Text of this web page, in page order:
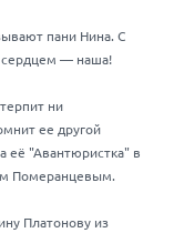
пани Нина. С
сердцем — наша!
ни
ее другой
её "Авантюристка" в
Померанцевым.
Платонову из